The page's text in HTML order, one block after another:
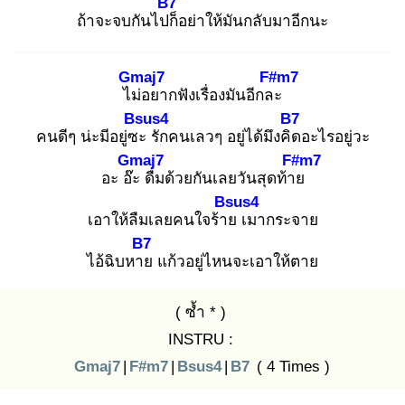
ถ้าจะจบกันไปก็อย่าให้มันกลับมาอีกนะ
ไม่
Gmaj7
อยากฟังเรื่องมันอีกละ
F#m7
คนดีๆ น่ะมีอยู่ซะ
Bsus4
รักคนเลวๆ อยู่ได้มึงคิด
B7
อะไรอยู่วะ
อะ อ๊ะ
Gmaj7
ดื่มด้วยกันเลยวันสุดท้าย
F#m7
เอาให้ลืมเลยคนใจร้าย
Bsus4
เมากระจาย
ไอ้ฉิบหาย
B7
แก้วอยู่ไหนจะเอาให้ตาย
( ซ้ำ * )
INSTRU :
Gmaj7 | F#m7 | Bsus4 | B7 ( 4 Times )